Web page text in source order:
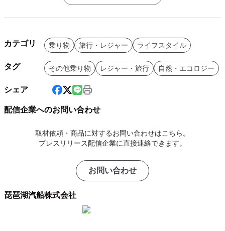
カテゴリ 乗り物 旅行・レジャー ライフスタイル
タグ その他乗り物 レジャー・旅行 自然・エコロジー
シェア
配信企業へのお問い合わせ
取材依頼・商品に対するお問い合わせはこちら。
プレスリリース配信企業に直接連絡できます。
お問い合わせ
琵琶湖汽船株式会社